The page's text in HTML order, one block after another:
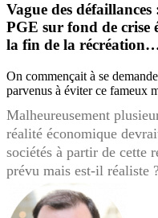
Vague des défaillances
PGE sur fond de crise
la fin de la
On commençait à se
parvenus à éviter ce fameux
Malheureusement
réalité économique
sociétés à partir de cette
prévu mais est-il réaliste